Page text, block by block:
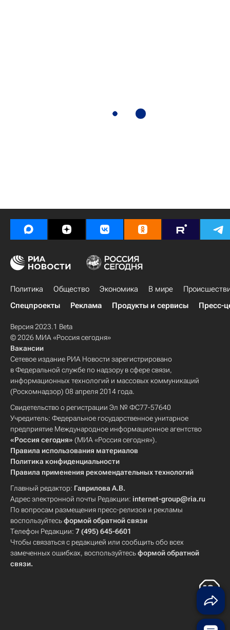
Политика Общество Экономика В мире
Спецпроекты
Реклама Продукты и сервисы Пресс-
Версия 2023.1 Beta
© 2026 МИА «Россия сегодня»
Вакансии
Сетевое издание РИА Новости зарегистрировано
в Федеральной службе по надзору в сфере связи,
информационных технологий и массовых коммуникаций
(Роскомнадзор) 08 апреля 2014 года.
Свидетельство о регистрации Эл № ФС77-57640
Учредитель: Федеральное государственное унитарное
предприятие Международное информационное агентство
«Россия сегодня» (МИА «Россия сегодня»).
Правила использования материалов
Политика конфиденциальности
Правила применения рекомендательных технологий
Главный редактор: Гаврилова А.В.
Адрес электронной почты Редакции: internet-group@ria.ru
По вопросам размещения пресс-релизов и рекламы
воспользуйтесьформой обратной связи
Телефон Редакции: 7 (495) 645-6601
Чтобы связаться с редакцией или сообщить обо всех
замеченных ошибках, воспользуйтесьформой обратной
связи.